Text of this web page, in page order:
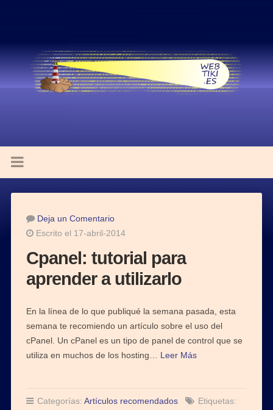
Deja un Comentario
Escrito el 17-abril-2014
Cpanel: tutorial para
aprender a utilizarlo
En la línea de lo que publiqué la semana pasada, esta
semana te recomiendo un artículo sobre el uso del
cPanel. Un cPanel es un tipo de panel de control que se
utiliza en muchos de los hosting… Leer Más
Categorías: Artículos recomendados
Etiquetas: